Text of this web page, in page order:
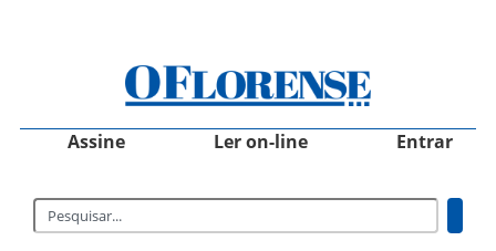
Assine Ler on-line Entrar